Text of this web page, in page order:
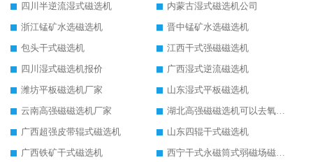
四川半逆流湿式磁选机
内蒙古湿式磁选机公司
浙江锰矿水选磁选机
晋中锰矿水选磁选机
包头干式磁选机
江西干式强磁磁选机
四川湿式磁选机报价
广西湿式逆流磁选机
潍坊平板磁选机厂家
山东湿式平板磁选机
云南高强磁磁选机厂家
湖北高强磁磁选机可以去氧化铝
广西超强皮带辊式磁选机
山东四辊干式磁选机
广西铁矿干式磁选机
西宁干式永磁筒式弱磁场磁选机结构图